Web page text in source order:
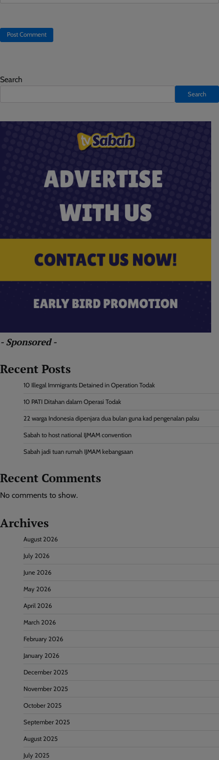
Search
Search
- Sponsored -
Recent Posts
10 Illegal Immigrants Detained in Operation Todak
10 PATI Ditahan dalam Operasi Todak
22 warga Indonesia dipenjara dua bulan guna kad pengenalan palsu
Sabah to host national IJMAM convention
Sabah jadi tuan rumah IJMAM kebangsaan
Recent Comments
No comments to show.
Archives
August 2026
July 2026
June 2026
May 2026
April 2026
March 2026
February 2026
January 2026
December 2025
November 2025
October 2025
September 2025
August 2025
July 2025